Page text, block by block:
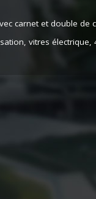
carnet et double de
vitres électrique,